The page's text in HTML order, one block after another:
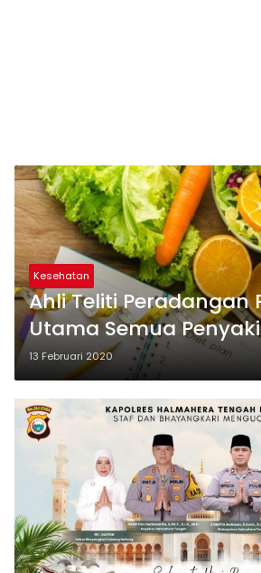
Kesehatan
Ahli Teliti Peradangan
Utama Semua
13 Februari 2020